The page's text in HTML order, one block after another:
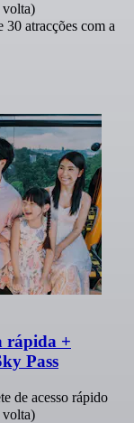
volta)
30 atracções com a
rápida +
Pass
de acesso rápido
volta)